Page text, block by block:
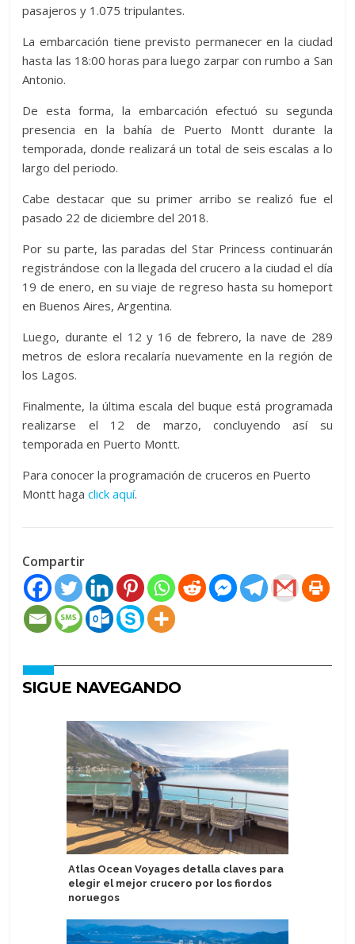
pasajeros y 1.075 tripulantes.
La embarcación tiene previsto permanecer en la ciudad
hasta las 18:00 horas para luego zarpar con rumbo a San
Antonio.
De esta forma, la embarcación efectuó su segunda
presencia en la bahía de Puerto Montt durante la
temporada, donde realizará un total de seis escalas a lo
largo del periodo.
Cabe destacar que su primer arribo se realizó fue el
pasado 22 de diciembre del 2018.
Por su parte, las paradas del Star Princess continuarán
registrándose con la llegada del crucero a la ciudad el día
19 de enero, en su viaje de regreso hasta su homeport
en Buenos Aires, Argentina.
Luego, durante el 12 y 16 de febrero, la nave de 289
metros de eslora recalaría nuevamente en la región de
los Lagos.
Finalmente, la última escala del buque está programada
realizarse el 12 de marzo, concluyendo así su
temporada en Puerto Montt.
Para conocer la programación de cruceros en Puerto
Montt hagaclick aquí.
Compartir
SIGUE NAVEGANDO
Atlas Ocean Voyages detalla claves para
elegir el mejor crucero por los fiordos
noruegos